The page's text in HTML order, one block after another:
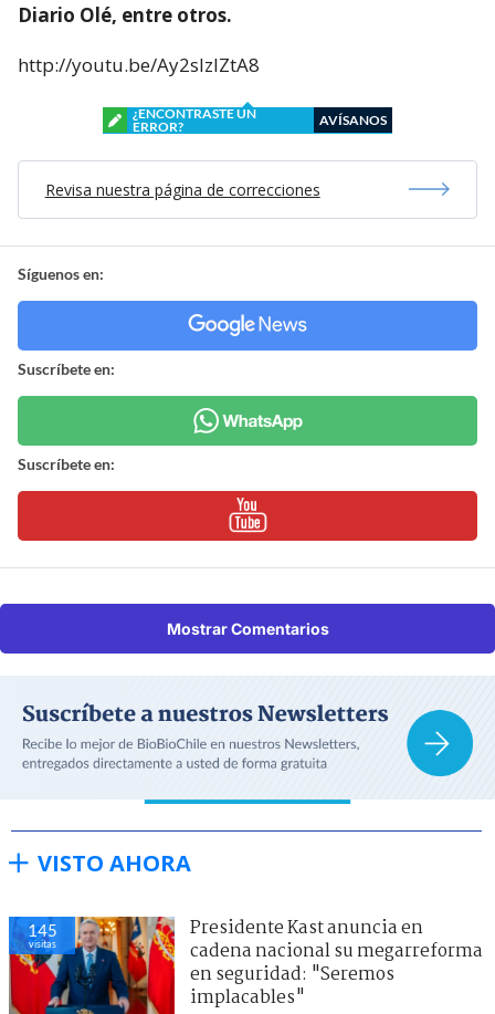
Diario Olé, entre otros.
http://youtu.be/Ay2sIzIZtA8
¿ENCONTRASTE UN
ERROR?
AVÍSANOS
Revisa nuestra página de correcciones
Síguenos en:
Suscríbete en:
Suscríbete en:
Mostrar Comentarios
VISTO AHORA
145
visitas
Presidente Kast anuncia en
cadena nacional su megarreforma
en seguridad: "Seremos
implacables"